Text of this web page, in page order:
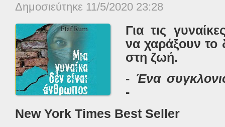
Δημοσιεύτηκε 11/5/2020 23:28
Για τις
να χαράξουν το
στη ζωή.
- Ένα
-
New York Times Best Seller